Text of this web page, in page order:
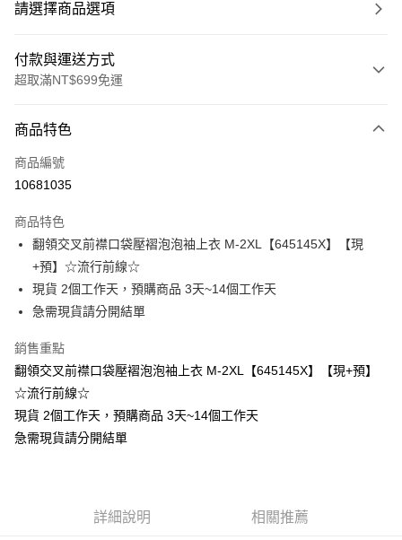
請選擇商品選項
付款與運送方式
超取滿NT$699免運
信用卡一次付款
超商取貨付款
Apple Pay
街口支付
悠遊付
Google Pay
全支付
大哥付你分期
2.付款方式選擇「大哥付你分期」，訂單成立後會自動跳轉到大哥付的交易
商品特色
商品編號
10681035
商品特色
翻領交叉前襟口袋壓褶泡泡袖上衣 M-2XL【645145X】【現
+預】☆流行前線☆
現貨 2個工作天，預購商品 3天~14個工作天
急需現貨請分開結單
銷售重點
翻領交叉前襟口袋壓褶泡泡袖上衣 M-2XL【645145X】【現+預】
☆流行前線☆
現貨 2個工作天，預購商品 3天~14個工作天
急需現貨請分開結單
詳細說明 相關推薦